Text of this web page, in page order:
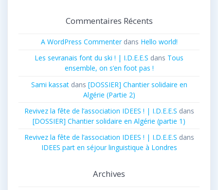
Commentaires Récents
A WordPress Commenterdans Hello world!
Les sevranais font du ski ! | I.D.E.E.S dans Tous
ensemble, on s’en foot pas !
Sami kassatdans [DOSSIER] Chantier solidaire en
Algérie (Partie 2)
Revivez la fête de l’association IDEES ! | I.D.E.E.S dans
[DOSSIER] Chantier solidaire en Algérie (partie 1)
Revivez la fête de l’association IDEES ! | I.D.E.E.S dans
IDEES part en séjour linguistique à Londres
Archives